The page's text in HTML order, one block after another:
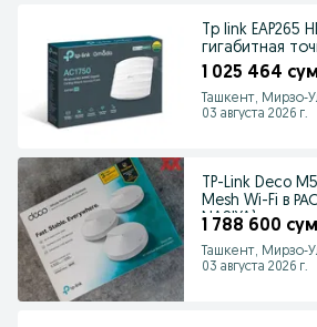
Tp link EAP265
гигабитная
1 025 464
Ташкент, Мирзо-
03 августа 2026 г.
TP-Link Deco
Mesh Wi-Fi в
NASIYA)
1 788 600 сум
Ташкент, Мирзо-
03 августа 2026 г.